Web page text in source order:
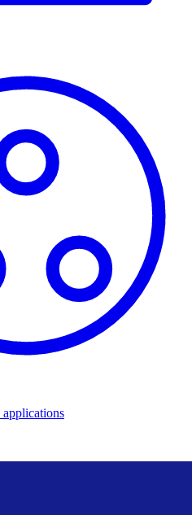
applications